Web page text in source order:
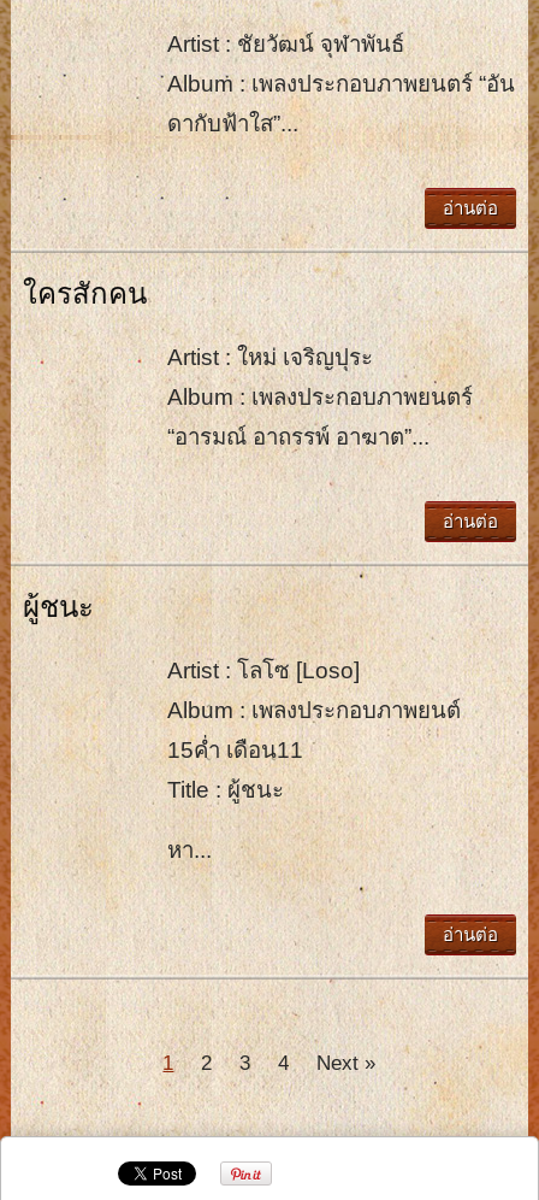
Artist : ชัยวัฒน์ จุฬาพันธ์
Album : เพลงประกอบภาพยนตร์ “อัน
ดากับฟ้าใส”...
อ่านต่อ
ใครสักคน
Artist : ใหม่ เจริญปุระ
Album : เพลงประกอบภาพยนตร์
“อารมณ์ อาถรรพ์ อาฆาต”...
อ่านต่อ
ผู้ชนะ
Artist : โลโซ [Loso]
Album : เพลงประกอบภาพยนต์
15ค่ำ เดือน11
Title : ผู้ชนะ
หา...
อ่านต่อ
1 2 3 4 Next »